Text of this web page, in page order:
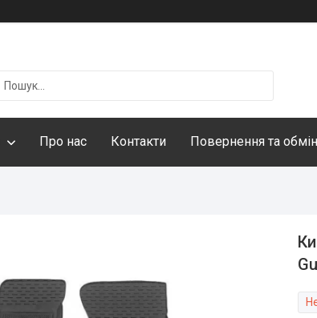
Про нас Контакти Повернення та обмін